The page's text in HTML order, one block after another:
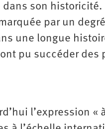
son
par un
une longue
pu succéder des
l’expression «